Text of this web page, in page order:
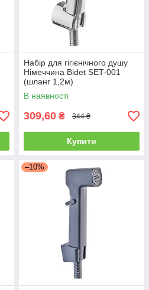
Набір для гігієнічного душу
Німеччина Bidet SET-001
(шланг 1,2м)
В наявності
309,60 ₴ 344 ₴
Купити
–10%